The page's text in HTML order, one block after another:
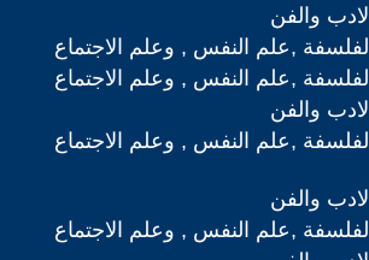
الادب والفن
الفلسفة ,علم النفس , وعلم الاجتماع
الفلسفة ,علم النفس , وعلم الاجتماع
الادب والفن
الفلسفة ,علم النفس , وعلم الاجتماع
الادب والفن
الفلسفة ,علم النفس , وعلم الاجتماع